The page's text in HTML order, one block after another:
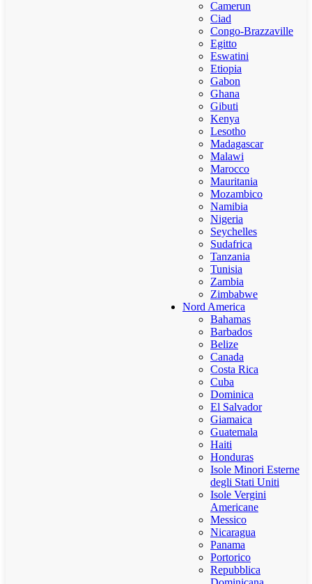
Camerun
Ciad
Congo-Brazzaville
Egitto
Eswatini
Etiopia
Gabon
Ghana
Gibuti
Kenya
Lesotho
Madagascar
Malawi
Marocco
Mauritania
Mozambico
Namibia
Nigeria
Seychelles
Sudafrica
Tanzania
Tunisia
Zambia
Zimbabwe
Nord America
Bahamas
Barbados
Belize
Canada
Costa Rica
Cuba
Dominica
El Salvador
Giamaica
Guatemala
Haiti
Honduras
Isole Minori Esterne
degli Stati Uniti
Isole Vergini
Americane
Messico
Nicaragua
Panama
Portorico
Repubblica